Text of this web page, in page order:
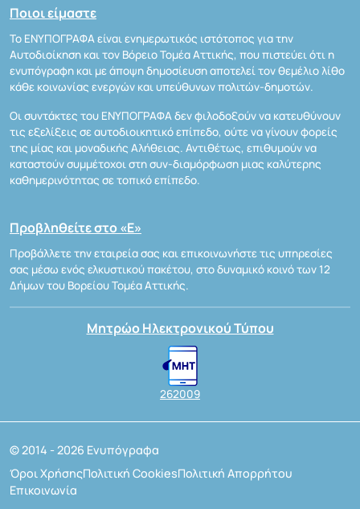
Ποιοι είμαστε
Το ΕΝΥΠΟΓΡΑΦΑ είναι ενημερωτικός ιστότοπος για την
Αυτοδιοίκηση και τον Βόρειο Τομέα Αττικής, που πιστεύει ότι η
ενυπόγραφη και με άποψη δημοσίευση αποτελεί τον θεμέλιο λίθο
κάθε κοινωνίας ενεργών και υπεύθυνων πολιτών-δημοτών.
Οι συντάκτες του ΕΝΥΠΟΓΡΑΦΑ δεν φιλοδοξούν να κατευθύνουν
τις εξελίξεις σε αυτοδιοικητικό επίπεδο, ούτε να γίνουν φορείς
της μίας και μοναδικής Αλήθειας. Αντιθέτως, επιθυμούν να
καταστούν συμμέτοχοι στη συν-διαμόρφωση μιας καλύτερης
καθημερινότητας σε τοπικό επίπεδο.
Προβληθείτε στο «Ε»
Προβάλλετε την εταιρεία σας και επικοινωνήστε τις υπηρεσίες
σας μέσω ενός ελκυστικού πακέτου, στο δυναμικό κοινό των 12
Δήμων του Βορείου Τομέα Αττικής.
Μητρώο Ηλεκτρονικού Τύπου
262009
© 2014 - 2026 Ενυπόγραφα
Όροι ΧρήσηςΠολιτική CookiesΠολιτική Απορρήτου
Επικοινωνία